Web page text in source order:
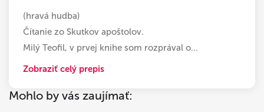
(hravá hudba)
Čítanie zo Skutkov apoštolov.
Milý Teofil, v prvej knihe som rozprával o…
Zobraziť celý prepis
Mohlo by vás zaujímať: